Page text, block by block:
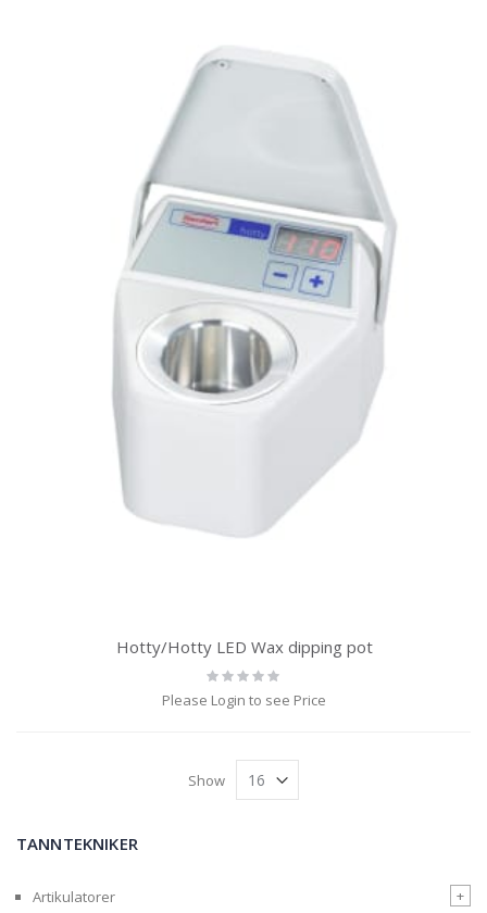
Hotty/Hotty LED Wax dipping pot
Rating:
0%
Please Login to see Price
Show
TANNTEKNIKER
Artikulatorer +